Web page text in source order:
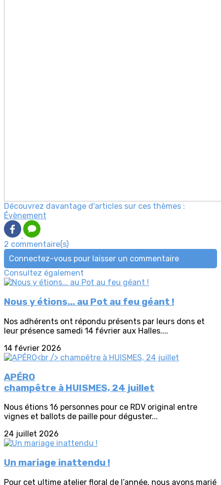
Découvrez davantage d'articles sur ces thèmes :
Évènement
2 commentaire(s)
Connectez-vous pour laisser un commentaire
Consultez également
Nous y étions... au Pot au feu géant !
Nos adhérents ont répondu présents par leurs dons et
leur présence samedi 14 février aux Halles....
14 février 2026
APÉRO
champêtre à HUISMES, 24 juillet
Nous étions 16 personnes pour ce RDV original entre
vignes et ballots de paille pour déguster...
24 juillet 2026
Un mariage inattendu !
Pour cet ultime atelier floral de l’année, nous avons marié